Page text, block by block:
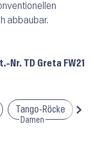
abbaubar.
Nr. TD Greta FW21
Tango-Röcke
Damen